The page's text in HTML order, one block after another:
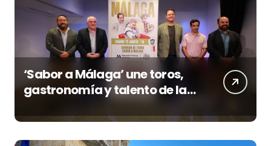
‘Sabor a Málaga’ une toros,
gastronomía y talento de la
tierra en La Malagueta